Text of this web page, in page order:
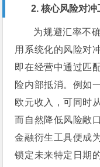
2. 核心风险对冲
为规避汇率不
用系统化的风险对
即在经营中通过匹
险内部抵消。例如
欧元收入，可同时
而自然降低风险敞
金融衍生工具便成
锁定未来特定日期